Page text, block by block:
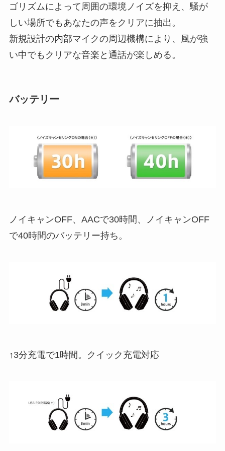
ゴリズムによって周囲の環境ノイズを抑え、騒が
しい場所でもあなたの声をクリアに抽出。
新規設計の内部マイクの周辺機構により、風が強
い中でもクリアな音楽と通話が楽しめる。
バッテリー
ノイキャンOFF、AACで30時間、ノイキャンOFF
で40時間のバッテリー持ち。
↑3分充電で1時間。クイック充電対応